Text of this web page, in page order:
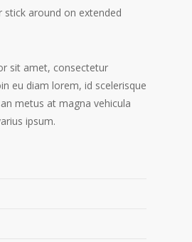
stick around on extended
sit amet, consectetur
eu diam lorem, id scelerisque
metus at magna vehicula
ipsum.